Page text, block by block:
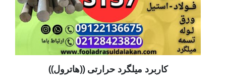
کاربرد میلگرد حرارتی ((هاترول))